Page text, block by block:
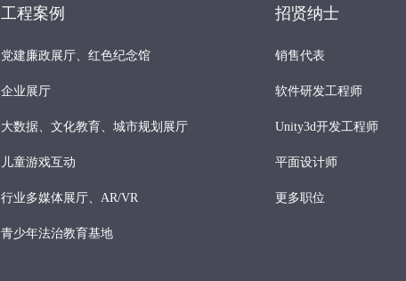
工程案例
党建廉政展厅、红色纪念馆
企业展厅
大数据、文化教育、城市规划展厅
儿童游戏互动
行业多媒体展厅、AR/VR
青少年法治教育基地
招贤纳士
销售代表
软件研发工程师
Unity3d开发工程师
平面设计师
更多职位